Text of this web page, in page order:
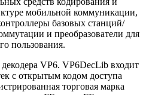
мобильной коммуникации,
базовых станций/
и преобразователи для
пользования.
VP6. VP6DecLib входит
с открытым кодом доступа
торговая марка